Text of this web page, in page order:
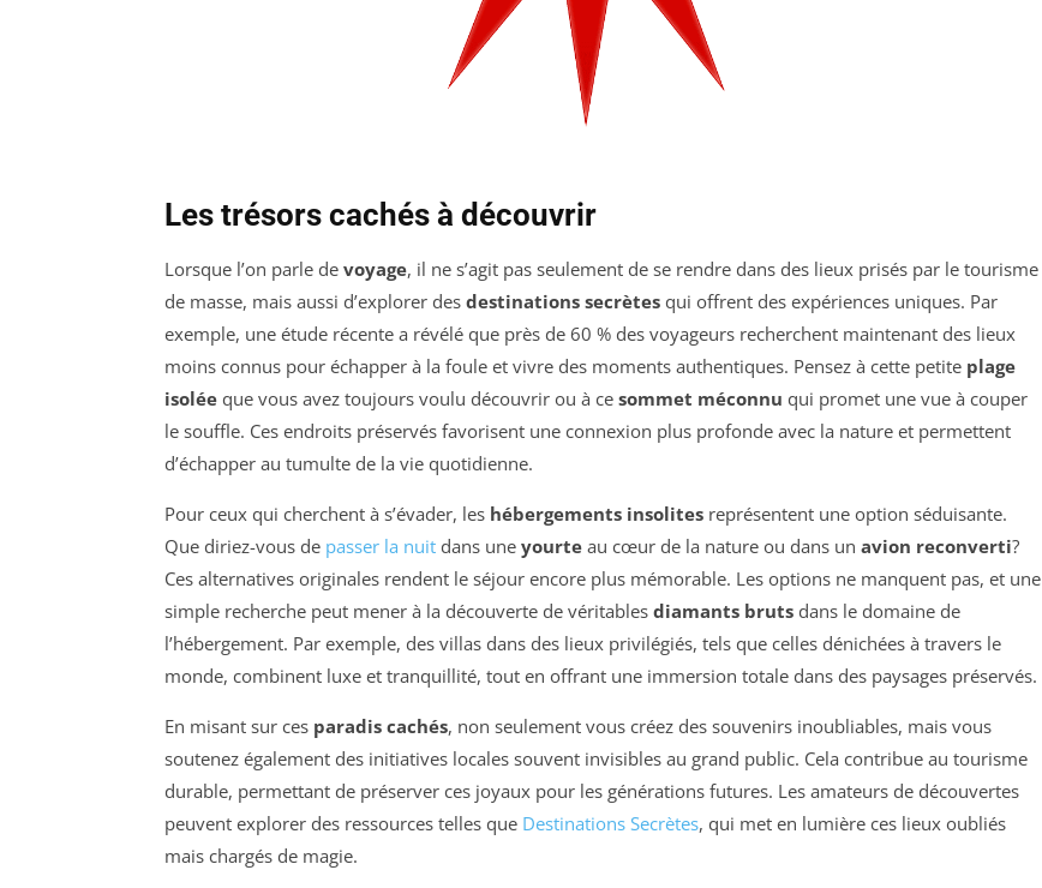
Les trésors cachés à découvrir
Lorsque l’on parle de voyage, il ne s’agit pas seulement de se rendre dans des lieux prisés par le tourisme
de masse, mais aussi d’explorer des destinations secrètes qui offrent des expériences uniques. Par
exemple, une étude récente a révélé que près de 60 % des voyageurs recherchent maintenant des lieux
moins connus pour échapper à la foule et vivre des moments authentiques. Pensez à cette petite plage
isolée que vous avez toujours voulu découvrir ou à ce sommet méconnu qui promet une vue à couper
le souffle. Ces endroits préservés favorisent une connexion plus profonde avec la nature et permettent
d’échapper au tumulte de la vie quotidienne.
Pour ceux qui cherchent à s’évader, les hébergements insolites représentent une option séduisante.
Que diriez-vous de passer la nuit dans une yourte au cœur de la nature ou dans un avion reconverti?
Ces alternatives originales rendent le séjour encore plus mémorable. Les options ne manquent pas, et une
simple recherche peut mener à la découverte de véritables diamants bruts dans le domaine de
l’hébergement. Par exemple, des villas dans des lieux privilégiés, tels que celles dénichées à travers le
monde, combinent luxe et tranquillité, tout en offrant une immersion totale dans des paysages préservés.
En misant sur ces paradis cachés, non seulement vous créez des souvenirs inoubliables, mais vous
soutenez également des initiatives locales souvent invisibles au grand public. Cela contribue au tourisme
durable, permettant de préserver ces joyaux pour les générations futures. Les amateurs de découvertes
peuvent explorer des ressources telles que Destinations Secrètes, qui met en lumière ces lieux oubliés
mais chargés de magie.